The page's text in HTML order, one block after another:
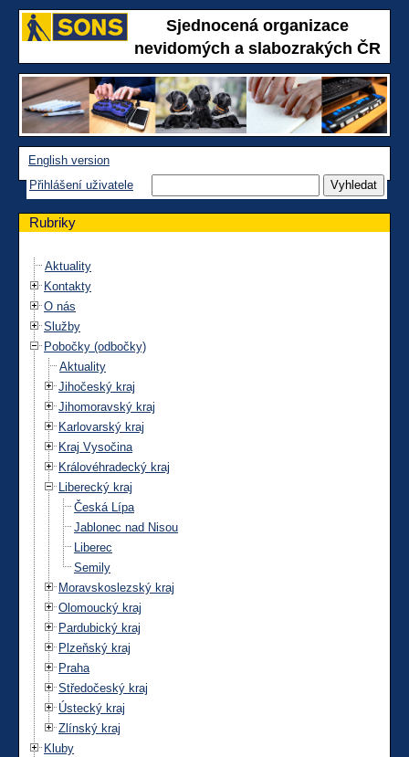
Sjednocená organizace
nevidomých a slabozrakých ČR
English version
Přihlášení uživatele
Rubriky
Aktuality
Kontakty
O nás
Služby
Pobočky (odbočky)
Aktuality
Jihočeský kraj
Jihomoravský kraj
Karlovarský kraj
Kraj Vysočina
Královéhradecký kraj
Liberecký kraj
Česká Lípa
Jablonec nad Nisou
Liberec
Semily
Moravskoslezský kraj
Olomoucký kraj
Pardubický kraj
Plzeňský kraj
Praha
Středočeský kraj
Ústecký kraj
Zlínský kraj
Kluby